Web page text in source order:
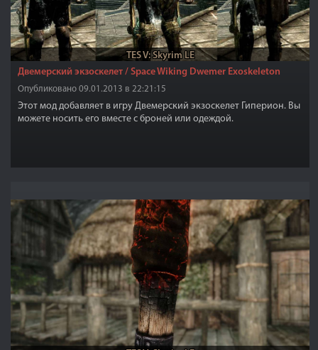
TES V: Skyrim LE
Двемерский экзоскелет / Space Wiking Dwemer Exoskeleton
Опубликовано 09.01.2013 в 22:21:15
Этот мод добавляет в игру Двемерский экзоскелет Гиперион. Вы
можете носить его вместе с броней или одеждой.